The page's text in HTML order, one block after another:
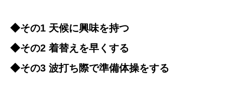
◆その1 天候に興味を持つ
◆その2 着替えを早くする
◆その3 波打ち際で準備体操をする